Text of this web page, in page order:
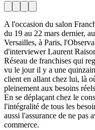
A l'occasion du salon
du 19 au 22 mars dernier,
Versailles, à Paris,
d'interviewer Laurent
Réseau de franchises qui
vu le jour il y a une
client en allant chez lui, là
pleinement aux besoins
En se déplaçant chez le
l'intégralité de tous les
aussi l'assurance de ne pas
commerce.